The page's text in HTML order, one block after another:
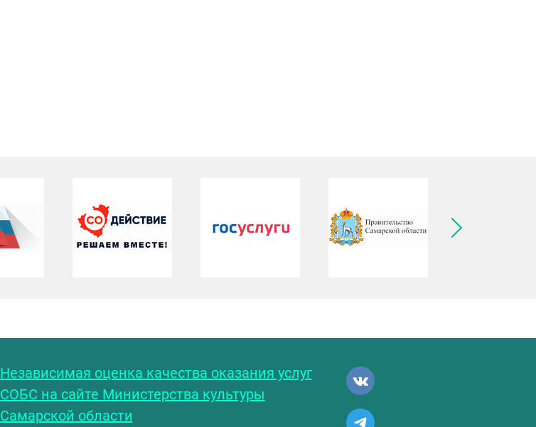
Следующее изображение
Независимая оценка качества оказания услуг
СОБС на сайте Министерства культуры
Самарской области